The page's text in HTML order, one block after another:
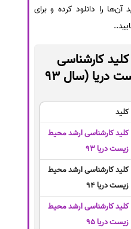
را دانلود کرده و برای
کارشناسی
ارشد رشته محیط زیست دریا (سال 93
کلید
کلید کارشناسی ارشد محیط
زیست دریا 93
کلید کارشناسی ارشد محیط
زیست دریا 94
کلید کارشناسی ارشد محیط
زیست دریا 95